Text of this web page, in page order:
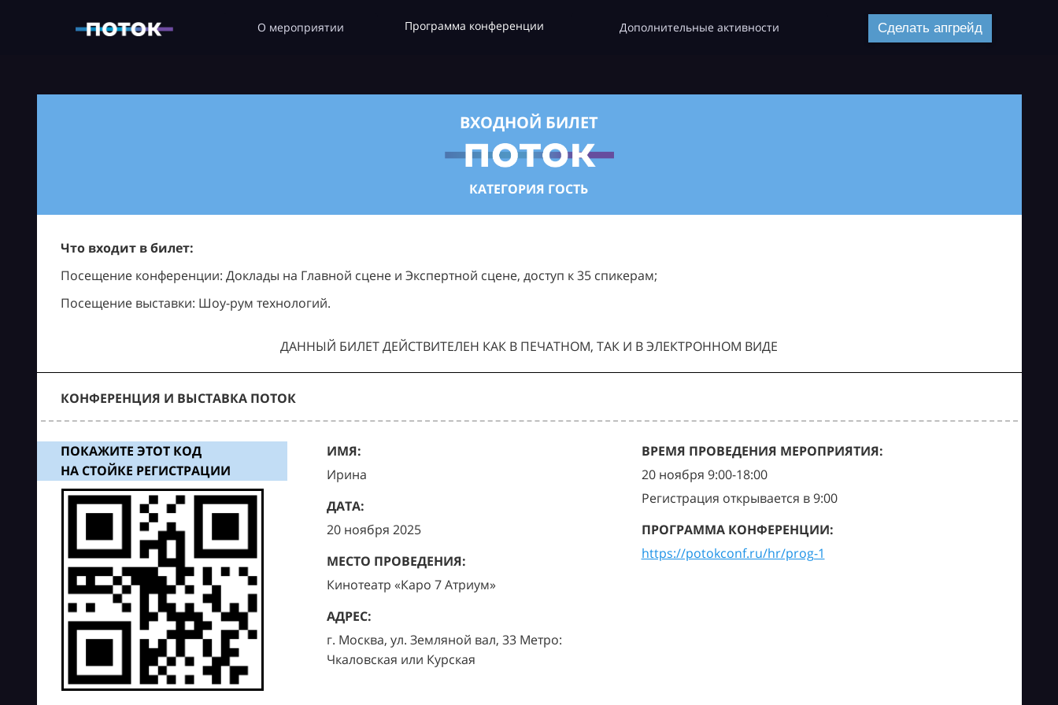
О мероприятии Программа конференции Дополнительные активности Сделать апгрейд
ВХОДНОЙ БИЛЕТ
КАТЕГОРИЯ ГОСТЬ
Что входит в билет:
Посещение конференции: Доклады на Главной сцене и Экспертной сцене, доступ к 35 спикерам;
Посещение выставки: Шоу-рум технологий.
ДАННЫЙ БИЛЕТ ДЕЙСТВИТЕЛЕН КАК В ПЕЧАТНОМ, ТАК И В ЭЛЕКТРОННОМ ВИДЕ
КОНФЕРЕНЦИЯ И ВЫСТАВКА ПОТОК
ПОКАЖИТЕ ЭТОТ КОД
НА СТОЙКЕ РЕГИСТРАЦИИ
ИМЯ:
Ирина
ДАТА:
20 ноября 2025
МЕСТО ПРОВЕДЕНИЯ:
Кинотеатр «Каро 7 Атриум»
АДРЕС:
г. Москва, ул. Земляной вал, 33 Метро:
Чкаловская или Курская
ВРЕМЯ ПРОВЕДЕНИЯ МЕРОПРИЯТИЯ:
20 ноября 9:00-18:00
Регистрация открывается в 9:00
ПРОГРАММА КОНФЕРЕНЦИИ:
https://potokconf.ru/hr/prog-1